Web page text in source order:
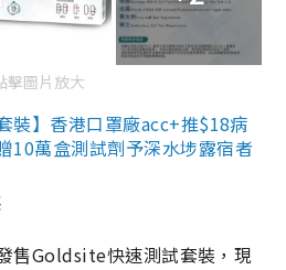
擊圖片放大
裝】香港口罩廠acc+推$18病
10萬盒測試劑予深水埗露宿者
售Goldsite快速測試套裝，現